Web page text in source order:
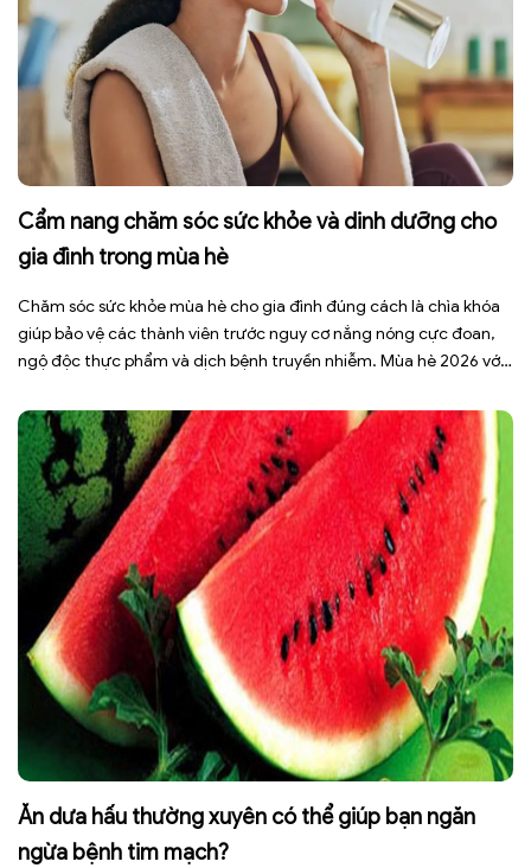
Cẩm nang chăm sóc sức khỏe và dinh dưỡng cho
gia đình trong mùa hè
Chăm sóc sức khỏe mùa hè cho gia đình đúng cách là chìa khóa
giúp bảo vệ các thành viên trước nguy cơ nắng nóng cực đoan,
ngộ độc thực phẩm và dịch bệnh truyền nhiễm. Mùa hè 2026 với
sức […]
Ăn dưa hấu thường xuyên có thể giúp bạn ngăn
ngừa bệnh tim mạch?